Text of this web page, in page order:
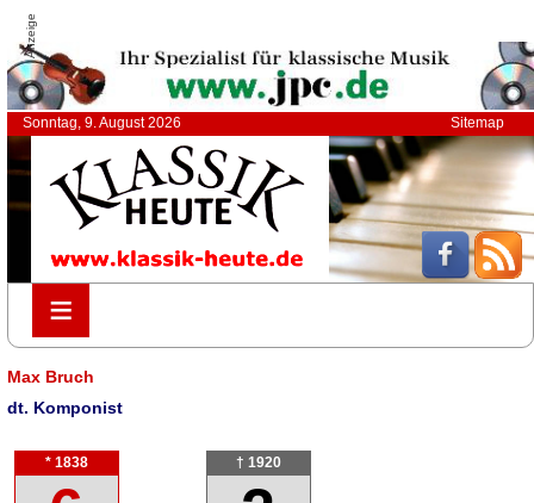
Anzeige
Sonntag, 9. August 2026 Sitemap
≡
≡
Max Bruch
dt. Komponist
* 1838 † 1920